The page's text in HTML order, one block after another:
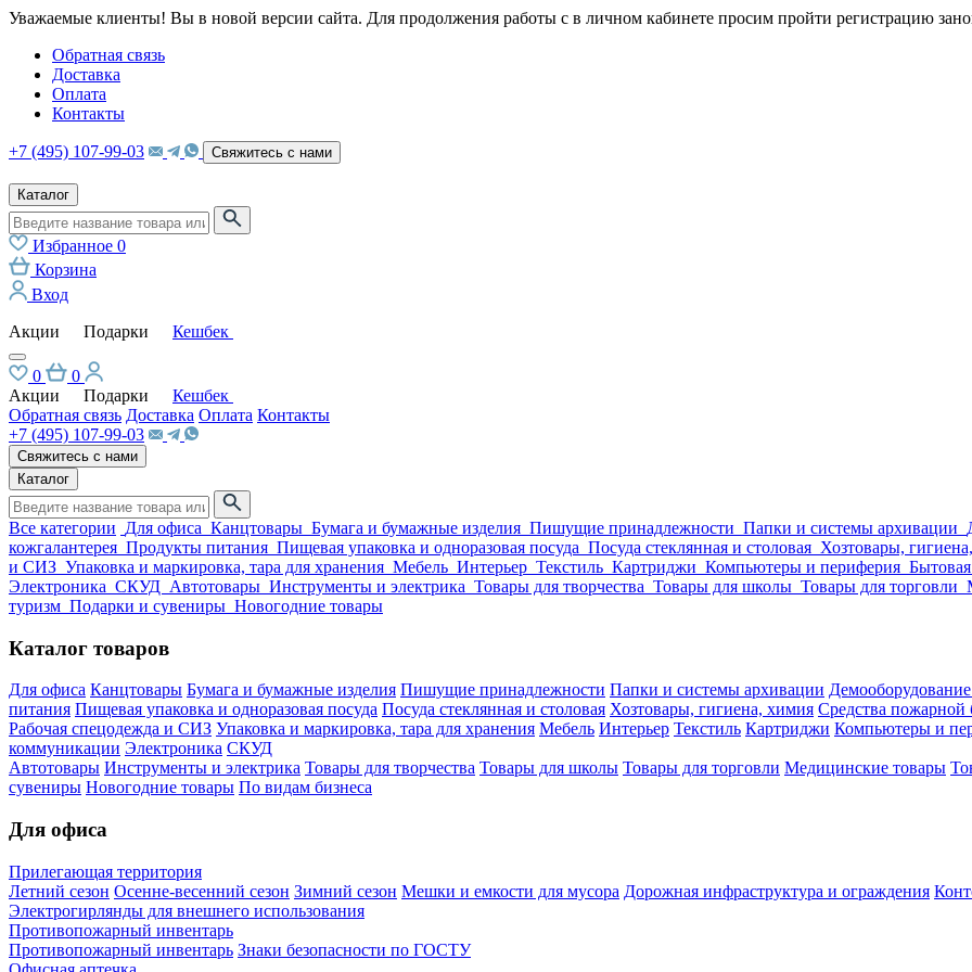
Уважаемые клиенты! Вы в новой версии сайта. Для продолжения работы с в личном кабинете просим пройти регистрацию
Обратная связь
Доставка
Оплата
Контакты
+7 (495) 107-99-03 Свяжитесь с нами
Каталог
Избранное 0
Корзина
Вход
Акции
Подарки Кешбек
0
0
Акции
Подарки
Кешбек
Обратная связь Доставка Оплата Контакты
+7 (495) 107-99-03
Свяжитесь с нами
Каталог
Все категории Для офиса Канцтовары Бумага и бумажные изделия Пишущие принадлежности Папки и системы архивации
кожгалантерея Продукты питания Пищевая упаковка и одноразовая посуда Посуда стеклянная и столовая Хозтовары,
и СИЗ Упаковка и маркировка, тара для хранения Мебель Интерьер Текстиль Картриджи Компьютеры и периферия
Электроника СКУД Автотовары Инструменты и электрика Товары для творчества Товары для школы Товары для торговли
туризм Подарки и сувениры Новогодние товары
Каталог товаров
Для офиса Канцтовары Бумага и бумажные изделия Пишущие принадлежности Папки и системы архивации
питания Пищевая упаковка и одноразовая посуда Посуда стеклянная и столовая Хозтовары, гигиена, химия Средства пожарной
Рабочая спецодежда и СИЗ Упаковка и маркировка, тара для хранения Мебель Интерьер Текстиль Картриджи Компьютеры и
коммуникации Электроника СКУД
Автотовары Инструменты и электрика Товары для творчества Товары для школы Товары для торговли Медицинские товары
сувениры Новогодние товары По видам бизнеса
Для офиса
Прилегающая территория
Летний сезон Осенне-весенний сезон Зимний сезон Мешки и емкости для мусора Дорожная инфраструктура и ограждения
Электрогирлянды для внешнего использования
Противопожарный инвентарь
Противопожарный инвентарь Знаки безопасности по ГОСТУ